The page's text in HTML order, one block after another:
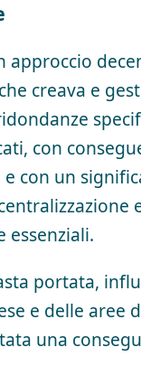
creava e
con
con un
essenziali.
portata,
e delle aree
una